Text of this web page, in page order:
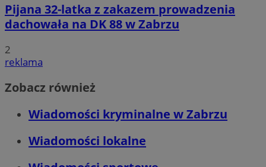
Pijana 32-latka z zakazem prowadzenia
dachowała na DK 88 w Zabrzu
2
reklama
Zobacz również
Wiadomości kryminalne w Zabrzu
Wiadomości lokalne